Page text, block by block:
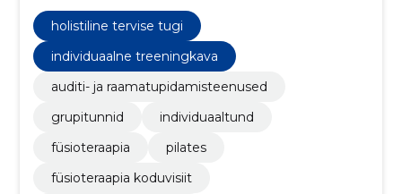
kontoris, Pilatese grupitunnid, Pilatese duotund
holistiline tervise tugi
individuaalne treeningkava
auditi- ja raamatupidamisteenused
grupitunnid
individuaaltund
füsioteraapia
pilates
füsioteraapia koduvisiit